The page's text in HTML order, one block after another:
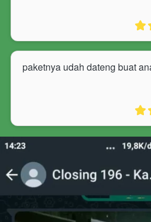
paketnya udah dateng buat